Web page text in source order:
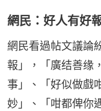
網民：好人有好
網民看過帖文議論
報」，「廣结善缘
事」、「好似做戲
妙」、「咁都俾你